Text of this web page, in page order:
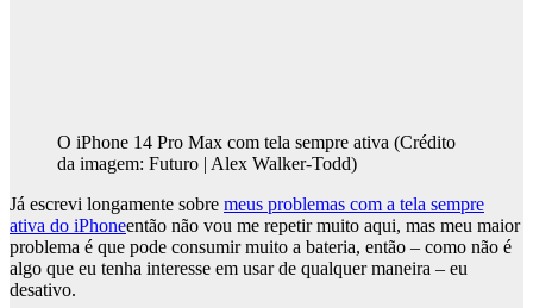
O iPhone 14 Pro Max com tela sempre ativa (Crédito
da imagem: Futuro | Alex Walker-Todd)
Já escrevi longamente sobre meus problemas com a tela sempre
ativa do iPhoneentão não vou me repetir muito aqui, mas meu maior
problema é que pode consumir muito a bateria, então – como não é
algo que eu tenha interesse em usar de qualquer maneira – eu
desativo.